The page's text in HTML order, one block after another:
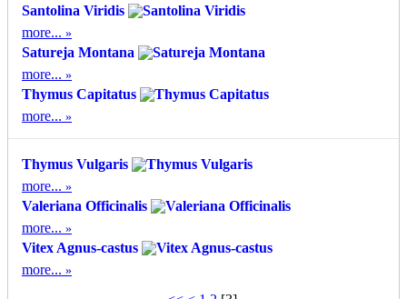
Santolina Viridis
more...
Satureja Montana
more...
Thymus Capitatus
more...
Thymus Vulgaris
more...
Valeriana Officinalis
more...
Vitex Agnus-castus
more...